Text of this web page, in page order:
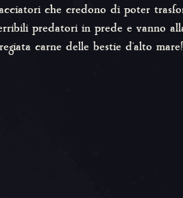
che credono di poter
predatori in prede e vanno
carne delle bestie d'alto mare!